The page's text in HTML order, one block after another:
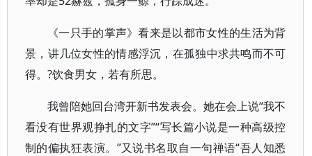
《一只手的掌声》看来是以都市女性的生活为背
景，讲几位女性的情感浮沉，在孤独中求共鸣而不可
得。?饮食男女，若有所思。
我曾陪她回台湾开新书发表会。她在会上说“我不
看没有世界观挣扎的文字”“写长篇小说是一种高级控
制的偏执狂表演。”又说书名取自一句禅语“吾人知悉